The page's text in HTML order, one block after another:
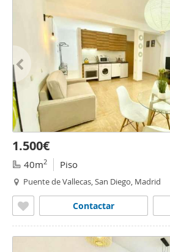
1.500€
40m2 Piso
Puente de Vallecas, San Diego, Madrid
Contactar